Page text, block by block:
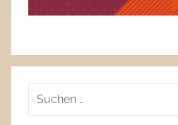
Suchen